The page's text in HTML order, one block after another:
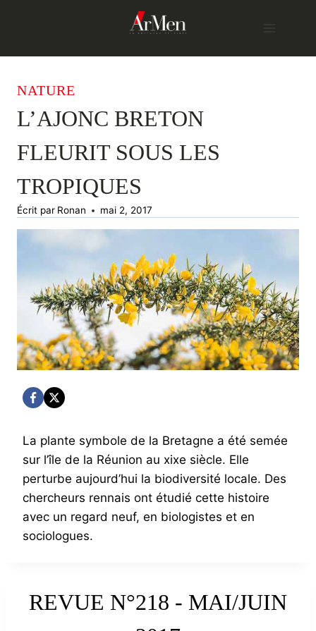
NATURE
L’AJONC BRETON
FLEURIT SOUS LES
TROPIQUES
Écrit par Ronan mai 2, 2017
La plante symbole de la Bretagne a été semée
sur l’île de la Réunion au xixe siècle. Elle
perturbe aujourd’hui la biodiversité locale. Des
chercheurs rennais ont étudié cette histoire
avec un regard neuf, en biologistes et en
sociologues.
REVUE N°218 - MAI/JUIN